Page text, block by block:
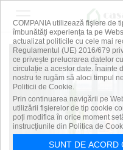
COMPANIA utilizează fişiere de
îmbunătăți experiența ta pe
actualizat politicile cu cele mai
Regulamentul (UE) 2016/679
ce privește prelucrarea datelor
circulație a acestor date. Înainte
nostru te rugăm să aloci timpul
Politicii de Cookie.
Prin continuarea navigării pe
utilizării fişierelor de tip cookie
poți modifica în orice moment
instrucțiunile din Politica de
SUNT DE ACORD